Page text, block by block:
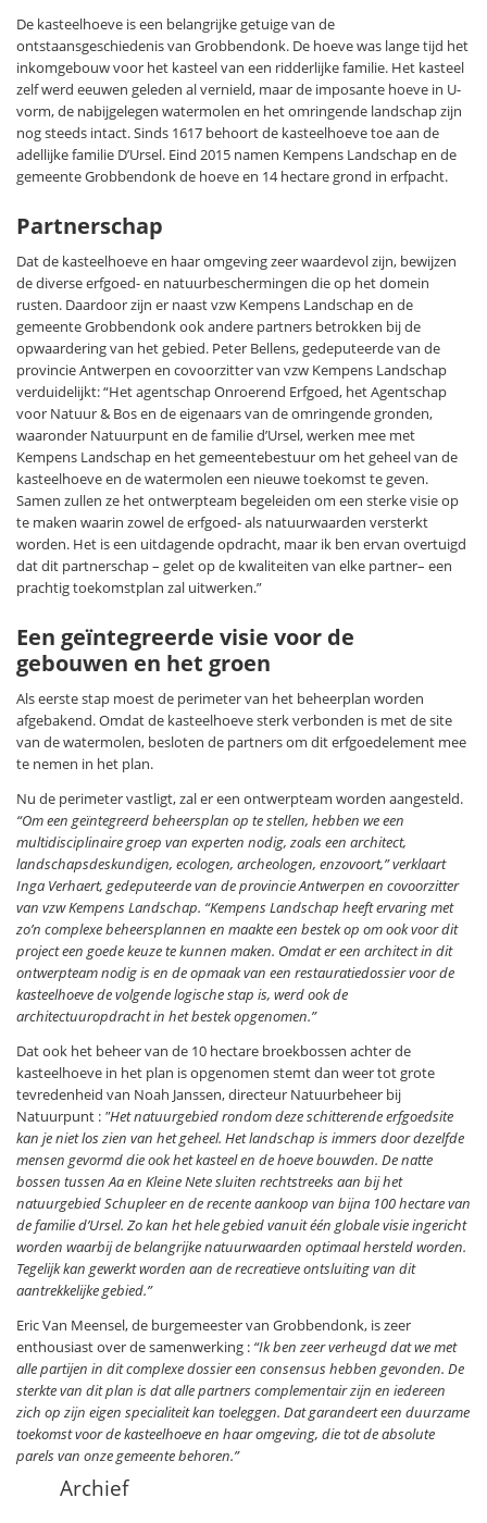
De kasteelhoeve is een belangrijke getuige van de
ontstaansgeschiedenis van Grobbendonk. De hoeve was lange tijd het
inkomgebouw voor het kasteel van een ridderlijke familie. Het kasteel
zelf werd eeuwen geleden al vernield, maar de imposante hoeve in U-
vorm, de nabijgelegen watermolen en het omringende landschap zijn
nog steeds intact. Sinds 1617 behoort de kasteelhoeve toe aan de
adellijke familie D’Ursel. Eind 2015 namen Kempens Landschap en de
gemeente Grobbendonk de hoeve en 14 hectare grond in erfpacht.
Partnerschap
Dat de kasteelhoeve en haar omgeving zeer waardevol zijn, bewijzen
de diverse erfgoed- en natuurbeschermingen die op het domein
rusten. Daardoor zijn er naast vzw Kempens Landschap en de
gemeente Grobbendonk ook andere partners betrokken bij de
opwaardering van het gebied. Peter Bellens, gedeputeerde van de
provincie Antwerpen en covoorzitter van vzw Kempens Landschap
verduidelijkt: “Het agentschap Onroerend Erfgoed, het Agentschap
voor Natuur & Bos en de eigenaars van de omringende gronden,
waaronder Natuurpunt en de familie d’Ursel, werken mee met
Kempens Landschap en het gemeentebestuur om het geheel van de
kasteelhoeve en de watermolen een nieuwe toekomst te geven.
Samen zullen ze het ontwerpteam begeleiden om een sterke visie op
te maken waarin zowel de erfgoed- als natuurwaarden versterkt
worden. Het is een uitdagende opdracht, maar ik ben ervan overtuigd
dat dit partnerschap – gelet op de kwaliteiten van elke partner– een
prachtig toekomstplan zal uitwerken.”
Een geïntegreerde visie voor de
gebouwen en het groen
Als eerste stap moest de perimeter van het beheerplan worden
afgebakend. Omdat de kasteelhoeve sterk verbonden is met de site
van de watermolen, besloten de partners om dit erfgoedelement mee
te nemen in het plan.
Nu de perimeter vastligt, zal er een ontwerpteam worden aangesteld.
“Om een geïntegreerd beheersplan op te stellen, hebben we een
multidisciplinaire groep van experten nodig, zoals een architect,
landschapsdeskundigen, ecologen, archeologen, enzovoort,” verklaart
Inga Verhaert, gedeputeerde van de provincie Antwerpen en covoorzitter
van vzw Kempens Landschap. “Kempens Landschap heeft ervaring met
zo’n complexe beheersplannen en maakte een bestek op om ook voor dit
project een goede keuze te kunnen maken. Omdat er een architect in dit
ontwerpteam nodig is en de opmaak van een restauratiedossier voor de
kasteelhoeve de volgende logische stap is, werd ook de
architectuuropdracht in het bestek opgenomen.”
Dat ook het beheer van de 10 hectare broekbossen achter de
kasteelhoeve in het plan is opgenomen stemt dan weer tot grote
tevredenheid van Noah Janssen, directeur Natuurbeheer bij
Natuurpunt : "Het natuurgebied rondom deze schitterende erfgoedsite
kan je niet los zien van het geheel. Het landschap is immers door dezelfde
mensen gevormd die ook het kasteel en de hoeve bouwden. De natte
bossen tussen Aa en Kleine Nete sluiten rechtstreeks aan bij het
natuurgebied Schupleer en de recente aankoop van bijna 100 hectare van
de familie d’Ursel. Zo kan het hele gebied vanuit één globale visie ingericht
worden waarbij de belangrijke natuurwaarden optimaal hersteld worden.
Tegelijk kan gewerkt worden aan de recreatieve ontsluiting van dit
aantrekkelijke gebied.”
Eric Van Meensel, de burgemeester van Grobbendonk, is zeer
enthousiast over de samenwerking : “Ik ben zeer verheugd dat we met
alle partijen in dit complexe dossier een consensus hebben gevonden. De
sterkte van dit plan is dat alle partners complementair zijn en iedereen
zich op zijn eigen specialiteit kan toeleggen. Dat garandeert een duurzame
toekomst voor de kasteelhoeve en haar omgeving, die tot de absolute
parels van onze gemeente behoren.”
Archief